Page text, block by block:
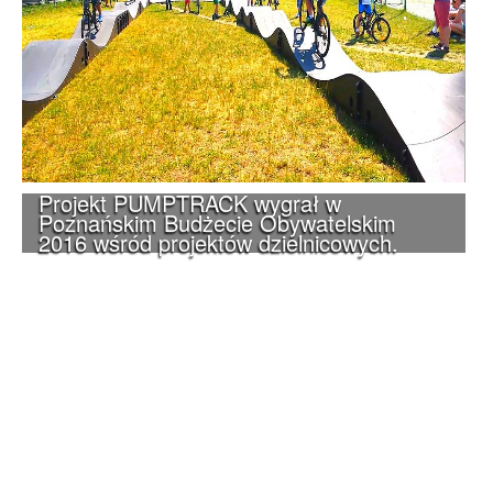
Projekt PUMPTRACK wygrał w
Poznańskim Budżecie Obywatelskim
2016 wśród projektów dzielnicowych.